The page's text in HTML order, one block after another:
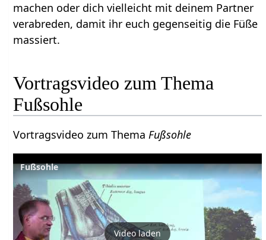
machen oder dich vielleicht mit deinem Partner
verabreden, damit ihr euch gegenseitig die Füße
massiert.
Vortragsvideo zum Thema
Fußsohle
Vortragsvideo zum ThemaFußsohle
Fußsohle
Video laden